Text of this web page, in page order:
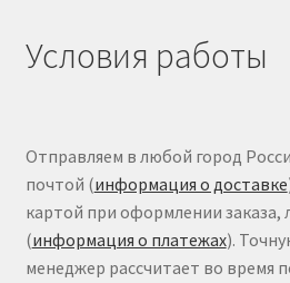
Условия работы
Отправляем в любой город
почтой (информация о доставке
картой при оформлении заказа,
(информация о платежах).
менеджер рассчитает во время